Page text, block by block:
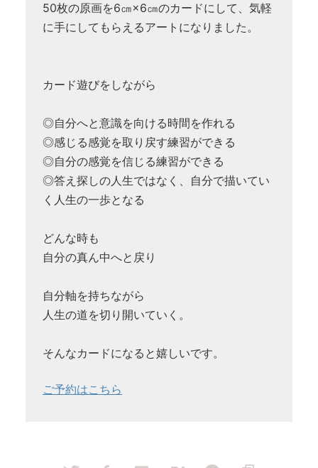
50枚の原画を6㎝×6㎝のカードにして、気軽
に手にしてもらえるアートになりました。
カード遊びをしながら
◎自分へと意識を向ける時間を作れる
◎感じる感覚を取り戻す練習ができる
◎自分の感覚を信じる練習ができる
◎答え探しの人生ではなく、自分で描いてい
く人生の一歩となる
どんな時も
自分の真ん中へと戻り
自分軸を持ちながら
人生の道を切り開いていく。
そんなカードになると嬉しいです。
ご予約はこちら